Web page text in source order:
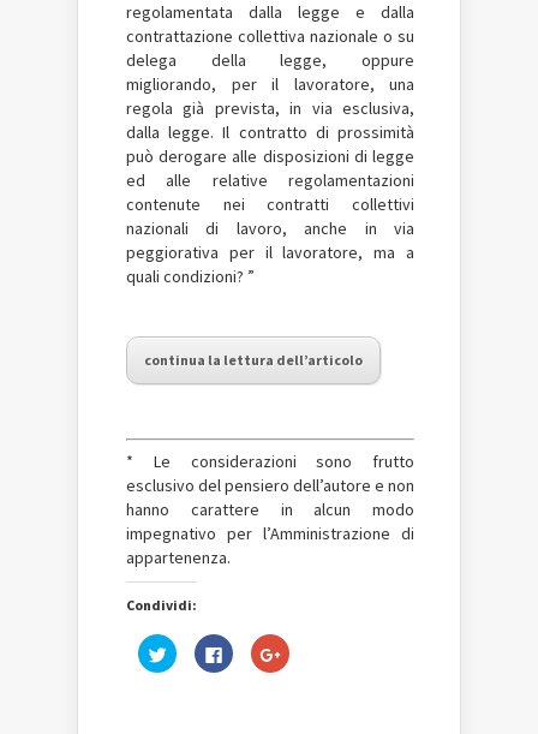
regolamentata dalla legge e dalla
contrattazione collettiva nazionale o su
delega della legge, oppure
migliorando, per il lavoratore, una
regola già prevista, in via esclusiva,
dalla legge. Il contratto di prossimità
può derogare alle disposizioni di legge
ed alle relative regolamentazioni
contenute nei contratti collettivi
nazionali di lavoro, anche in via
peggiorativa per il lavoratore, ma a
quali condizioni? ”
continua la lettura dell’articolo
* Le considerazioni sono frutto
esclusivo del pensiero dell’autore e non
hanno carattere in alcun modo
impegnativo per l’Amministrazione di
appartenenza.
Condividi:
Fai
clic
Fai
clic
Fai
clic